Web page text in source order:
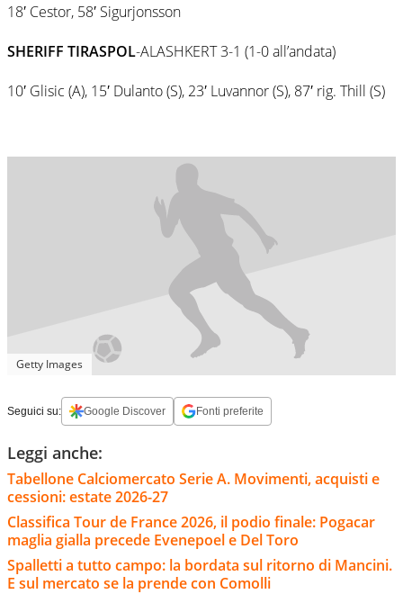
18′ Cestor, 58′ Sigurjonsson
SHERIFF TIRASPOL-ALASHKERT 3-1 (1-0 all’andata)
10′ Glisic (A), 15′ Dulanto (S), 23′ Luvannor (S), 87′ rig. Thill (S)
Getty Images
Seguici su: Google Discover Fonti preferite
Leggi anche:
Tabellone Calciomercato Serie A. Movimenti, acquisti e
cessioni: estate 2026-27
Classifica Tour de France 2026, il podio finale: Pogacar
maglia gialla precede Evenepoel e Del Toro
Spalletti a tutto campo: la bordata sul ritorno di Mancini.
E sul mercato se la prende con Comolli